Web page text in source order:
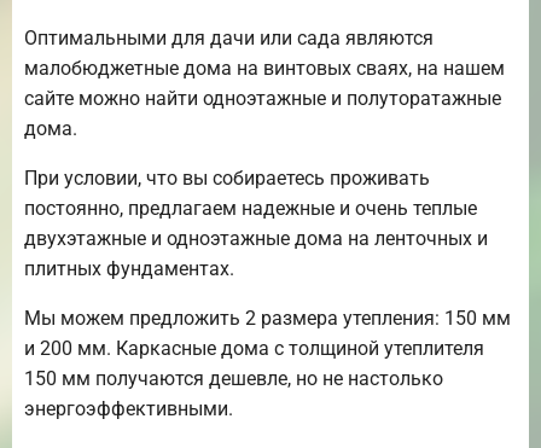
Оптимальными для дачи или сада являются
малобюджетные дома на винтовых сваях, на нашем
сайте можно найти одноэтажные и полуторатажные
дома.
При условии, что вы собираетесь проживать
постоянно, предлагаем надежные и очень теплые
двухэтажные и одноэтажные дома на ленточных и
плитных фундаментах.
Мы можем предложить 2 размера утепления: 150 мм
и 200 мм. Каркасные дома с толщиной утеплителя
150 мм получаются дешевле, но не настолько
энергоэффективными.